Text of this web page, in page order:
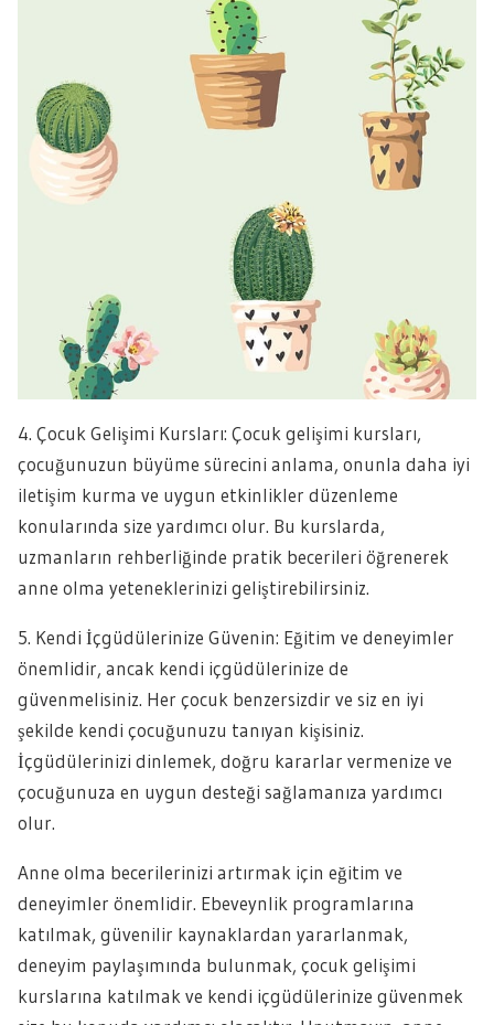
4. Çocuk Gelişimi Kursları: Çocuk gelişimi kursları,
çocuğunuzun büyüme sürecini anlama, onunla daha iyi
iletişim kurma ve uygun etkinlikler düzenleme
konularında size yardımcı olur. Bu kurslarda,
uzmanların rehberliğinde pratik becerileri öğrenerek
anne olma yeteneklerinizi geliştirebilirsiniz.
5. Kendi İçgüdülerinize Güvenin: Eğitim ve deneyimler
önemlidir, ancak kendi içgüdülerinize de
güvenmelisiniz. Her çocuk benzersizdir ve siz en iyi
şekilde kendi çocuğunuzu tanıyan kişisiniz.
İçgüdülerinizi dinlemek, doğru kararlar vermenize ve
çocuğunuza en uygun desteği sağlamanıza yardımcı
olur.
Anne olma becerilerinizi artırmak için eğitim ve
deneyimler önemlidir. Ebeveynlik programlarına
katılmak, güvenilir kaynaklardan yararlanmak,
deneyim paylaşımında bulunmak, çocuk gelişimi
kurslarına katılmak ve kendi içgüdülerinize güvenmek